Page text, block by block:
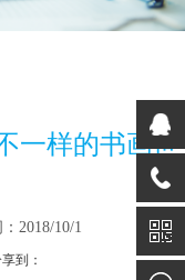
一样的书画世
2018/10/1
到：